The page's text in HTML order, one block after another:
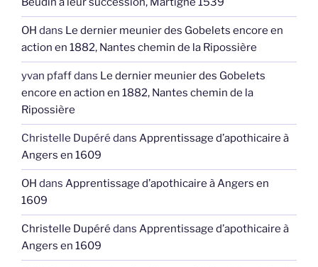
OH dans Le dernier meunier des Gobelets encore en
action en 1882, Nantes chemin de la Ripossière
yvan pfaffdans Le dernier meunier des Gobelets
encore en action en 1882, Nantes chemin de la
Ripossière
Christelle Dupéré dans Apprentissage d’apothicaire à
Angers en 1609
OH dans Apprentissage d’apothicaire à Angers en
1609
Christelle Dupéré dans Apprentissage d’apothicaire à
Angers en 1609